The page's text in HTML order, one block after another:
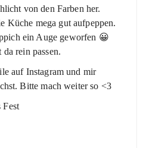
von den Farben her.
Küche mega gut aufpeppen.
ein Auge geworfen 😀
rein passen.
auf Instagram und mir
Bitte mach weiter so <3
Fest